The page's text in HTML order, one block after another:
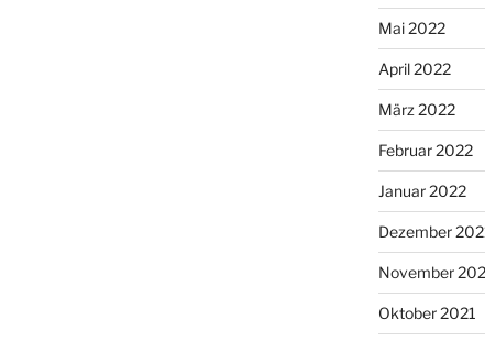
Mai 2022
April 2022
März 2022
Februar 2022
Januar 2022
Dezember
November
Oktober 2021